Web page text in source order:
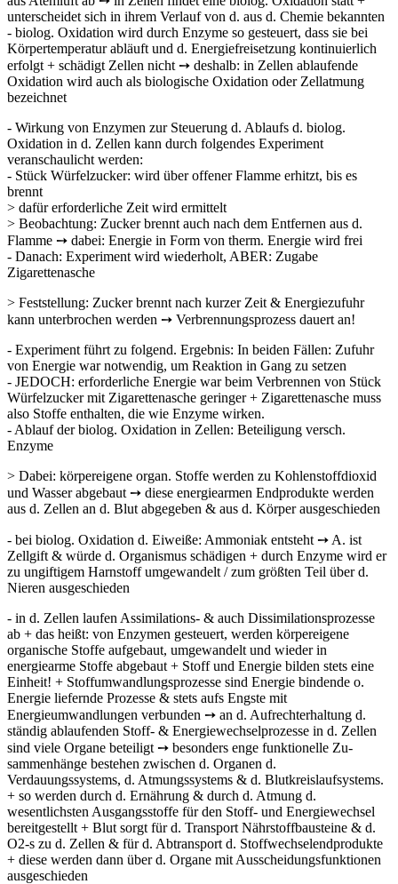
unterscheidet sich in ihrem Verlauf von d. aus d. Chemie bekannten
- biolog. Oxidation wird durch Enzyme so gesteuert, dass sie bei
Kör­pertemperatur abläuft und d. Energiefreisetzung kontinuierlich
erfolgt + schädigt Zellen nicht ➙ deshalb: in Zellen ablaufende
Oxidation wird auch als biologische Oxidation oder Zellatmung
bezeichnet
- Wirkung von Enzymen zur Steuerung d. Ablaufs d. biolog.
Oxidation in d. Zellen kann durch folgendes Experiment
veranschaulicht werden:
- Stück Würfelzucker: wird über offener Flamme erhitzt, bis es
brennt
> dafür erforderliche Zeit wird ermittelt
> Beobachtung: Zucker brennt auch nach dem Entfernen aus d.
Flamme ➙ dabei: Energie in Form von therm. Energie wird frei
- Danach: Experiment wird wiederholt, ABER: Zugabe
Zigarettenasche
> Feststellung: Zucker brennt nach kurzer Zeit & Energiezufuhr
kann unterbrochen werden ➙ Verbrennungsprozess dauert an!
- Experiment führt zu folgend. Ergebnis: In beiden Fällen: Zufuhr
von Energie war notwendig, um Reaktion in Gang zu setzen
- JEDOCH: erforderliche Energie war beim Verbrennen von Stück
Würfelzucker mit Zigarettenasche geringer + Zigarettenasche muss
also Stoffe enthalten, die wie Enzyme wirken.
- Ablauf der biolog. Oxidation in Zellen: Beteiligung versch.
Enzyme
> Dabei: körpereigene organ. Stoffe werden zu Kohlenstoffdioxid
und Wasser abgebaut ➙ diese energiearmen Endprodukte werden
aus d. Zellen an d. Blut abgegeben & aus d. Körper ausgeschieden
- bei biolog. Oxidation d. Eiweiße: Ammoniak entsteht ➙ A. ist
Zellgift & würde d. Organismus schädigen + durch Enzyme wird er
zu ungiftigem Harnstoff umge­wandelt / zum größten Teil über d.
Nieren ausgeschieden
- in d. Zellen laufen Assimilations- & auch Dissimilationsprozesse
ab + das heißt: von Enzymen gesteuert, werden körpereigene
organische Stoffe aufgebaut, um­gewandelt und wieder in
energiearme Stoffe abgebaut + Stoff und Energie bilden stets eine
Einheit! + Stoffumwandlungsprozesse sind Energie bindende o.
Ener­gie liefernde Prozesse & stets aufs Engste mit
Energieumwandlungen verbunden ➙ an d. Aufrechterhaltung d.
ständig ablaufenden Stoff- & Energiewechselpro­zesse in d. Zellen
sind viele Organe beteiligt ➙ besonders enge funktionelle Zu­
sammenhänge bestehen zwischen d. Organen d.
Verdauungssystems, d. At­mungssystems & d. Blutkreislaufsystems.
+ so werden durch d. Ernährung & durch d. Atmung d.
wesentlichsten Ausgangsstoffe für den Stoff- und Energie­wechsel
bereitgestellt + Blut sorgt für d. Transport Nährstoffbausteine & d.
O2-s zu d. Zellen & für d. Abtransport d. Stoffwechselendprodukte
+ diese werden dann über d. Organe mit Ausscheidungsfunktionen
ausgeschieden